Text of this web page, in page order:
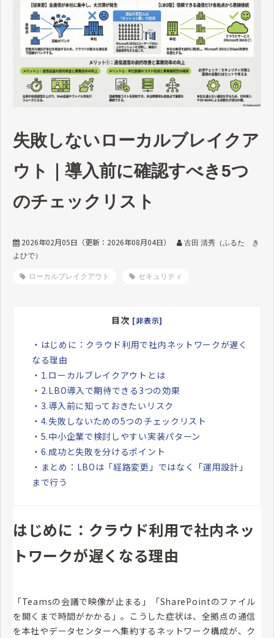
失敗しないローカルブレイクア
ウト｜導入前に確認すべき5つ
のチェックリスト
2026年02月05日 （更新： 2026年08月04日）
古田 清秀（ふるた き
よひで）
ローカルブレイクアウト セキュリティ
目次 [非表示]
・ はじめに：クラウド利用で社内ネットワークが遅く
なる理由
・ 1.ローカルブレイクアウトとは
・ 2.LBO導入で期待できる3つの効果
・ 3.導入前に知っておきたいリスク
・ 4.失敗しないための5つのチェックリスト
・ 5.中小企業で検討しやすい実装パターン
・ 6.成功と失敗を分けるポイント
・ まとめ：LBOは「経路変更」ではなく「運用設計」
まで行う
はじめに：クラウド利用で社内ネッ
トワークが遅くなる理由
「Teamsの会議で映像が止まる」「SharePointのファイル
を開くまで時間がかかる」。こうした症状は、全拠点の通信
を本社やデータセンターへ集約するネットワーク構成が、ク